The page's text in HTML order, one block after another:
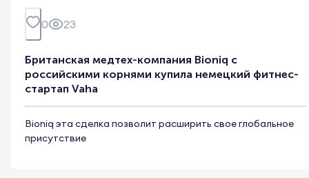
0 23
Британская медтех-компания Bioniq с
российскими корнями купила немецкий фитнес-
стартап Vaha
Bioniq эта сделка позволит расширить свое глобальное
присутствие